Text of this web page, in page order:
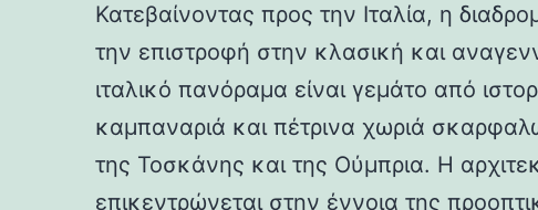
Κατεβαίνοντας προς την Ιταλία, η
την επιστροφή στην κλασική και
ιταλικό πανόραμα είναι γεμάτο από
καμπαναριά και πέτρινα χωριά
της Τοσκάνης και της Ούμπρια. Η
επικεντρώνεται στην έννοια της